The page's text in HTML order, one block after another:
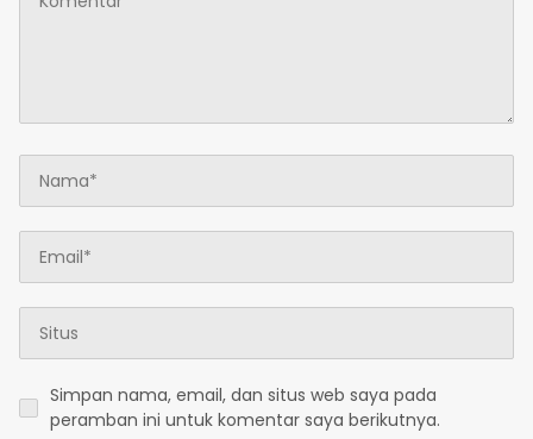
Simpan nama, email, dan situs web saya pada
peramban ini untuk komentar saya berikutnya.